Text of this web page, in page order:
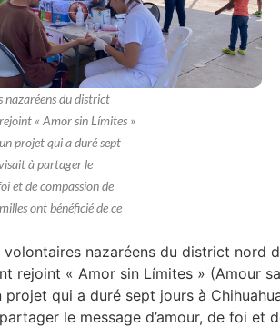
nazaréens du district
« Amor sin Límites »
projet qui a duré sept
à partager le
et de compassion de
ont bénéficié de ce
volontaires nazaréens du district nord
rejoint « Amor sin Límites » (Amour
projet qui a duré sept jours à
le message d’amour, de foi et